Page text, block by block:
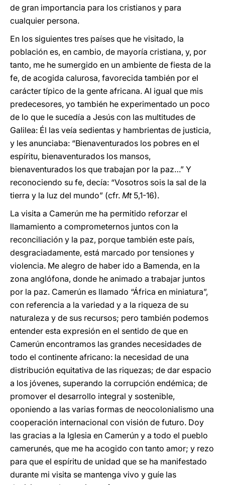
de gran importancia para los cristianos y para
cualquier persona.
En los siguientes tres países que he visitado, la
población es, en cambio, de mayoría cristiana, y, por
tanto, me he sumergido en un ambiente de fiesta de la
fe, de acogida calurosa, favorecida también por el
carácter típico de la gente africana. Al igual que mis
predecesores, yo también he experimentado un poco
de lo que le sucedía a Jesús con las multitudes de
Galilea: Él las veía sedientas y hambrientas de justicia,
y les anunciaba: “Bienaventurados los pobres en el
espíritu, bienaventurados los mansos,
bienaventurados los que trabajan por la paz…” Y
reconociendo su fe, decía: “Vosotros sois la sal de la
tierra y la luz del mundo” (cfr. Mt5,1-16).
La visita a Camerún me ha permitido reforzar el
llamamiento a comprometernos juntos con la
reconciliación y la paz, porque también este país,
desgraciadamente, está marcado por tensiones y
violencia. Me alegro de haber ido a Bamenda, en la
zona anglófona, donde he animado a trabajar juntos
por la paz. Camerún es llamado “África en miniatura”,
con referencia a la variedad y a la riqueza de su
naturaleza y de sus recursos; pero también podemos
entender esta expresión en el sentido de que en
Camerún encontramos las grandes necesidades de
todo el continente africano: la necesidad de una
distribución equitativa de las riquezas; de dar espacio
a los jóvenes, superando la corrupción endémica; de
promover el desarrollo integral y sostenible,
oponiendo a las varias formas de neocolonialismo una
cooperación internacional con visión de futuro. Doy
las gracias a la Iglesia en Camerún y a todo el pueblo
camerunés, que me ha acogido con tanto amor; y rezo
para que el espíritu de unidad que se ha manifestado
durante mi visita se mantenga vivo y guíe las